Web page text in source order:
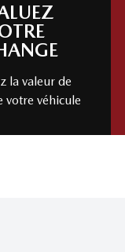
la valeur de
votre véhicule